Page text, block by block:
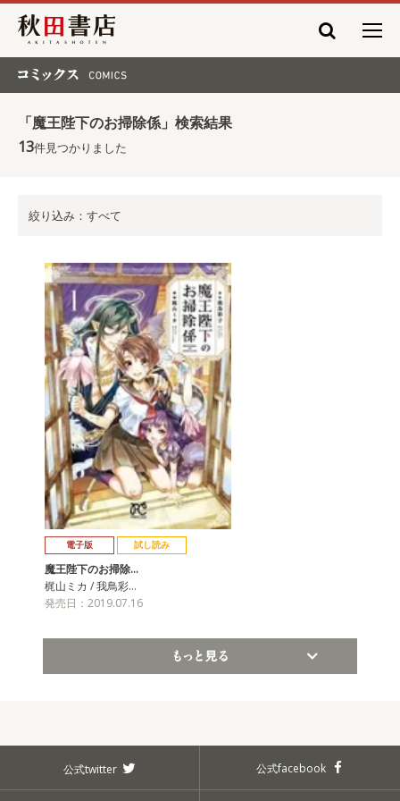
秋田書店
「魔王陛下のお掃除係」検索結果
13件見つかりました
絞り込み：すべて
電子版 試し読み
魔王陛下のお掃除…
梶山ミカ / 我鳥彩…
発売日：2019.07.16
公式twitter 公式facebook